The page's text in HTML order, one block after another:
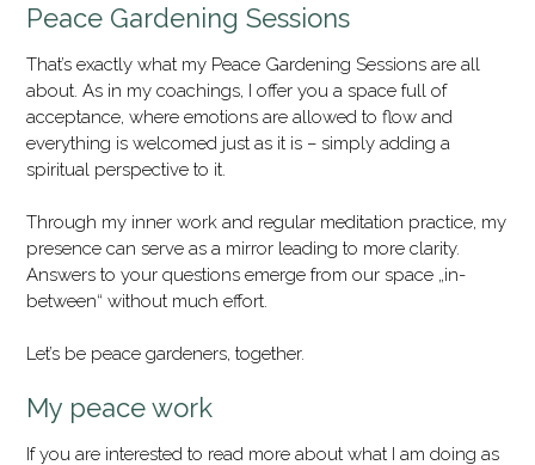
Peace Gardening Sessions
That’s exactly what my Peace Gardening Sessions are all
about. As in my coachings, I offer you a space full of
acceptance, where emotions are allowed to flow and
everything is welcomed just as it is – simply adding a
spiritual perspective to it.
Through my inner work and regular meditation practice, my
presence can serve as a mirror leading to more clarity.
Answers to your questions emerge from our space „in-
between“ without much effort.
Let’s be peace gardeners, together.
My peace work
If you are interested to read more about what I am doing as